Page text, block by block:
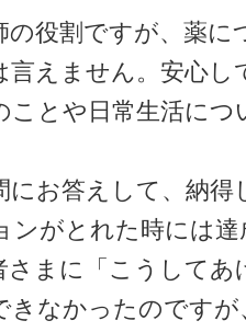
の役割ですが、薬
言えません。安心
ことや日常生活に
にお答えして、納
ンがとれた時には
さまに「こうして
きなかったのです